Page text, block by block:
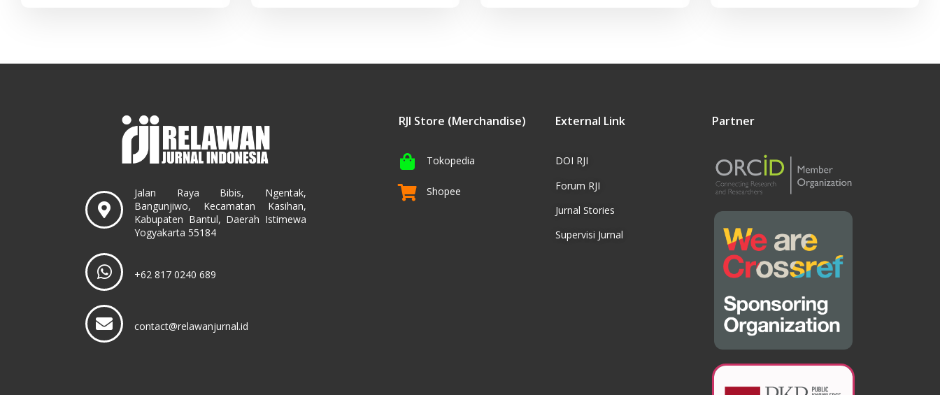
Jalan Raya Bibis, Ngentak,
Bangunjiwo, Kecamatan Kasihan,
Kabupaten Bantul, Daerah Istimewa
Yogyakarta 55184
+62 817 0240 689
contact@relawanjurnal.id
RJI Store (Merchandise)
Tokopedia
Shopee
External Link
DOI RJI
Forum RJI
Jurnal Stories
Supervisi Jurnal
Partner